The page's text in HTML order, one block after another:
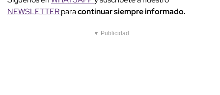
NEWSLETTERparacontinuar siempre informado.
▼ Publicidad